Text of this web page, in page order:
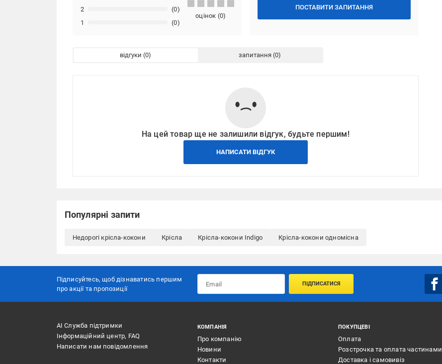
ПОСТАВИТИ ЗАПИТАННЯ
1 (0)
2 (0)
оцінок (0)
відгуки запитання
На цей товар ще не залишили відгук, будьте першим!
НАПИСАТИ ВІДГУК
Популярні запити
Недорогі крісла-кокони Крісла Крісла-кокони Indigo Крісла-кокони одномісна
Підписуйтесь, щоб дізнаватись першим
про акції та пропозиції
ПІДПИСАТИСЯ
АІ Служба підтримки
Інформаційний центр, FAQ
Написати нам повідомлення
КОМПАНІЯ
Про компанію
Новини
Контакти
ПОКУПЦЕВІ
Оплата
Розстрочка та оплата частинами
Доставка і самовивіз